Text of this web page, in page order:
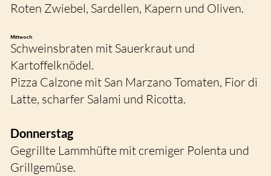
Roten Zwiebel, Sardellen, Kapern und Oliven.
Mittwoch
Schweinsbraten mit Sauerkraut und
Kartoffelknödel.
Pizza Calzone mit San Marzano Tomaten, Fior di
Latte, scharfer Salami und Ricotta.
Donnerstag
Gegrillte Lammhüfte mit cremiger Polenta und
Grillgemüse.